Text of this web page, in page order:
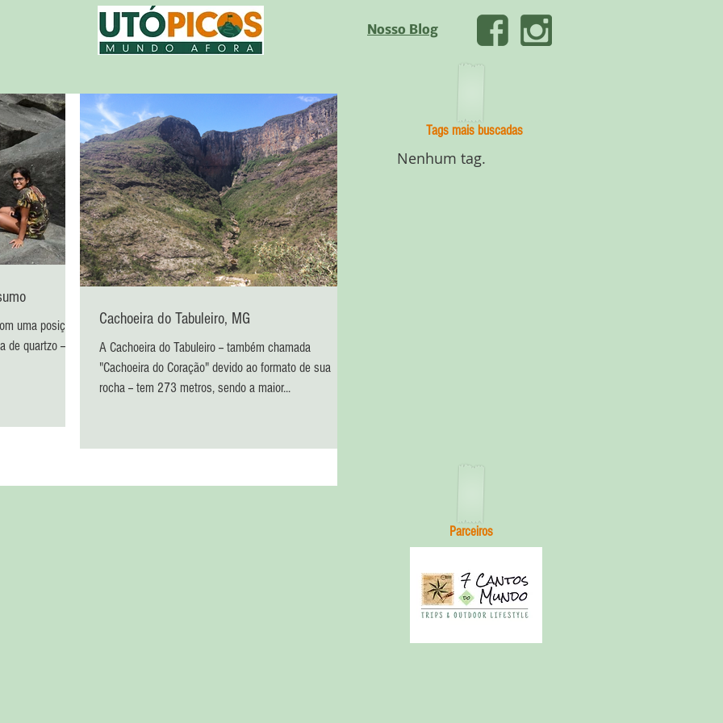
Nosso Blog
uma posição
quartzo --, a
Cachoeira do Tabuleiro, MG
A Cachoeira do Tabuleiro -- também chamada
"Cachoeira do Coração" devido ao formato de sua
rocha -- tem 273 metros, sendo a maior...
Tags mais buscadas
Nenhum tag.
Parceiros